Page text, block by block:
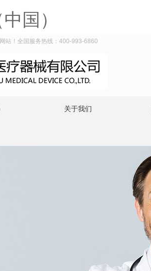
国）
站！全国服务热线：400-993-6860
关于我们